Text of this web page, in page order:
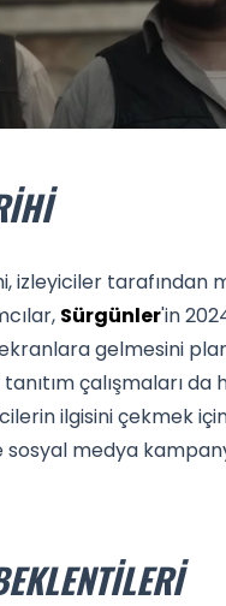
izleyiciler tarafından
Sürgünler'in
gelmesini
çalışmaları da
ilgisini çekmek
medya